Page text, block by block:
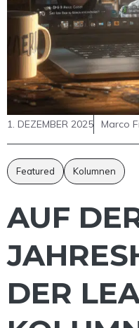
1. DEZEMBER 2025 Marco
Featured Kolumnen
AUF
DER